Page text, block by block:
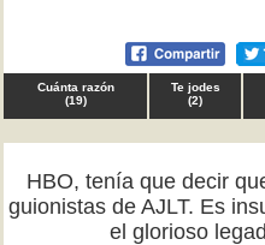
Cuánta razón
(19)
Te jodes
(2)
HBO, tenía que decir
guionistas de AJLT. Es
el glorioso